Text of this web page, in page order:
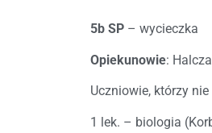
5b SP – wycieczka
Opiekunowie:
Uczniowie, którzy
1 lek. – biologia